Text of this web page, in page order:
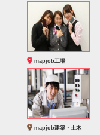
mapjob工場
mapjob建築・土木